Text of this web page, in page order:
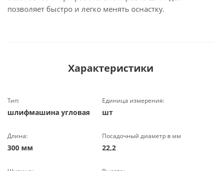
позволяет быстро и легко менять оснастку.
Характеристики
Тип:
шлифмашина угловая
Единица измерения:
шт
Длина:
300 мм
Посадочный диаметр в мм
22,2